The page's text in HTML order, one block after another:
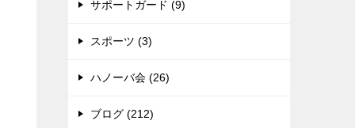
サポートガード (9)
スポーツ (3)
ハノーバ会 (26)
ブログ (212)